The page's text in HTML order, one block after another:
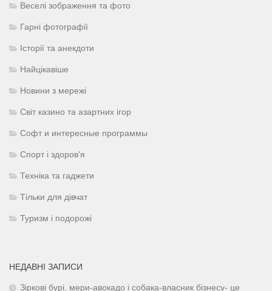
Веселі зображення та фото
Гарні фотографії
Історії та анекдоти
Найцікавіше
Новини з мережі
Світ казино та азартних ігор
Софт и интересные программы
Спорт і здоров'я
Техніка та гаджети
Тільки для дівчат
Туризм і подорожі
НЕДАВНІ ЗАПИСИ
Зіркові бурі, мери-авокадо і собака-власник бізнесу- це